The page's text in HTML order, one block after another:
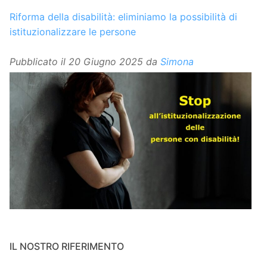
Riforma della disabilità: eliminiamo la possibilità di
istituzionalizzare le persone
Pubblicato il 20 Giugno 2025 da Simona
IL NOSTRO RIFERIMENTO